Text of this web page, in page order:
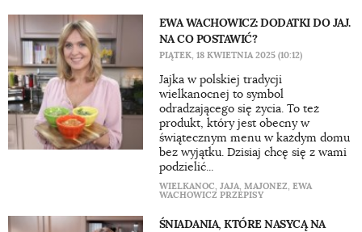
EWA WACHOWICZ: DODATKI DO JAJ.
NA CO POSTAWIĆ?
PIĄTEK, 18 KWIETNIA 2025 (10:12)
Jajka w polskiej tradycji
wielkanocnej to symbol
odradzającego się życia. To też
produkt, który jest obecny w
świątecznym menu w każdym domu
bez wyjątku. Dzisiaj chcę się z wami
podzielić...
WIELKANOC, JAJA, MAJONEZ, EWA
WACHOWICZ PRZEPISY
ŚNIADANIA, KTÓRE NASYCĄ NA